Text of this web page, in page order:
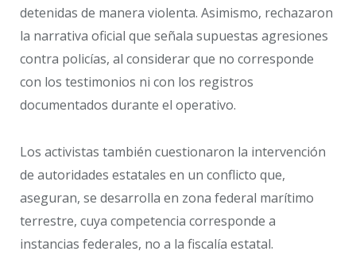
detenidas de manera violenta. Asimismo, rechazaron
la narrativa oficial que señala supuestas agresiones
contra policías, al considerar que no corresponde
con los testimonios ni con los registros
documentados durante el operativo.
Los activistas también cuestionaron la intervención
de autoridades estatales en un conflicto que,
aseguran, se desarrolla en zona federal marítimo
terrestre, cuya competencia corresponde a
instancias federales, no a la fiscalía estatal.